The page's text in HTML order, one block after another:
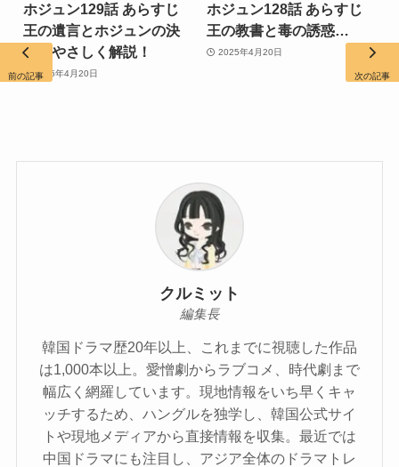
ホジュン129話 あらすじ
王の遺言とホジュンの決
意をやさしく解説！
2025年4月20日
ホジュン128話 あらすじ
王の教書と毒の誘惑…
2025年4月20日
クルミット
編集長
韓国ドラマ歴20年以上、これまでに視聴した作品
は1,000本以上。愛憎劇からラブコメ、時代劇まで
幅広く網羅しています。現地情報をいち早くキャ
ッチするため、ハングルを独学し、韓国公式サイ
トや現地メディアから直接情報を収集。最近では
中国ドラマにも注目し、アジア全体のドラマトレ
前の記事 次の記事